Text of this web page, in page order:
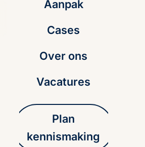
Aanpak
Cases
Over ons
Vacatures
Plan
kennismaking